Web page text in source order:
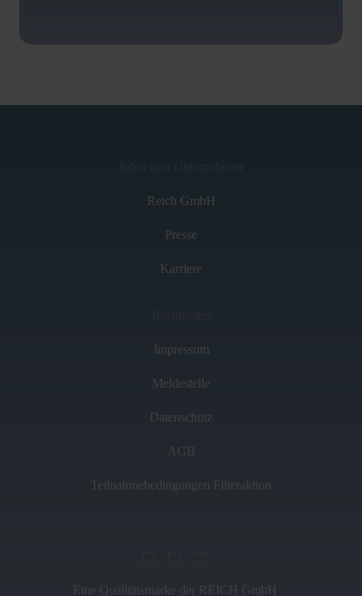
Reich GmbH
Presse
Karriere
Impressum
Meldestelle
Datenschutz
AGB
Teilnahmebedingungen Filteraktion
Eine Qualitätsmarke der REICH GmbH